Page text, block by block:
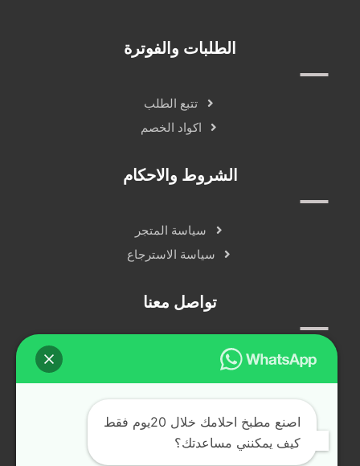
الطلبات والفوترة
تتبع الطلب
اكواد الخصم
الشروط والاحكام
سياسة المتجر
سياسة الاسترجاع
تواصل معنا
دردشة مباشرة
اصنع مطبخ احلامك خلال 20يوم فقط
كيف يمكنني مساعدتك؟